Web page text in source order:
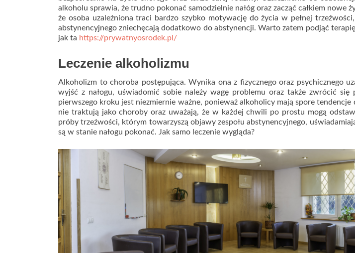
alkoholu sprawia, że trudno pokonać samodzielnie nałóg oraz zacząć całkiem nowe
że osoba uzależniona traci bardzo szybko motywację do życia w pełnej
abstynencyjnego zniechęcają dodatkowo do abstynencji. Warto zatem podjąć
jak ta https://prywatnyosrodek.pl/
Leczenie alkoholizmu
Alkoholizm to choroba postępująca. Wynika ona z fizycznego oraz psychicznego
wyjść z nałogu, uświadomić sobie należy wagę problemu oraz także zwrócić
pierwszego kroku jest niezmiernie ważne, ponieważ alkoholicy mają spore tendencje
nie traktują jako choroby oraz uważają, że w każdej chwili po prostu mogą
próby trzeźwości, którym towarzyszą objawy zespołu abstynencyjnego,
są w stanie nałogu pokonać. Jak samo leczenie wygląda?